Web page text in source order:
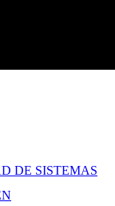
DE SISTEMAS